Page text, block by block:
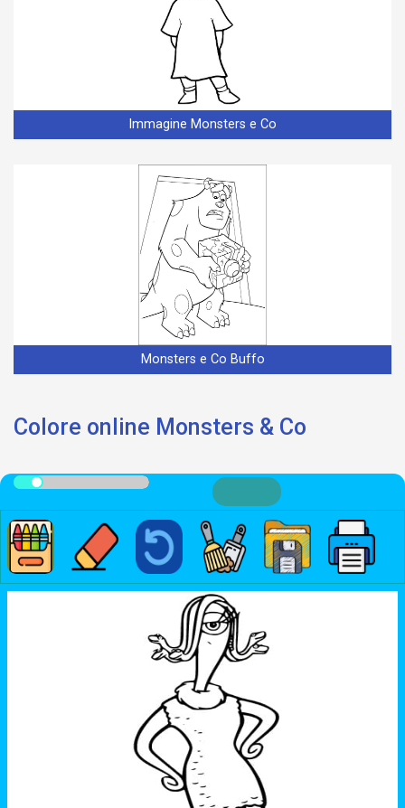
Immagine Monsters e Co
Monsters e Co Buffo
Colore online Monsters & Co